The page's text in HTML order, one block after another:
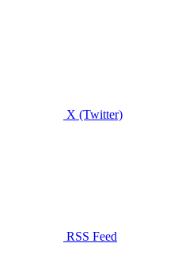
X (Twitter)
RSS Feed